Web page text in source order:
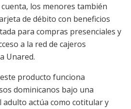
los menores también
de débito con beneficios
para compras presenciales y
a la red de cajeros
Unared.
producto funciona
dominicanos bajo una
adulto actúa como cotitular y